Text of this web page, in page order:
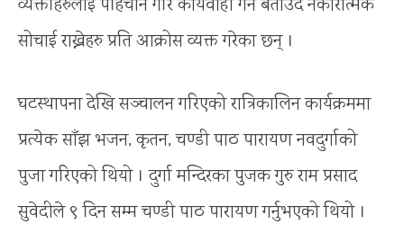
व्यक्तीहरुलाई पहिचान गरि कार्यवाही गर्ने बताउँदै नकारात्मक
सोचाई राख्नेहरु प्रति आक्रोस व्यक्त गरेका छन् ।
घटस्थापना देखि सञ्चालन गरिएको रात्रिकालिन कार्यक्रममा
प्रत्येक साँझ भजन, कृतन, चण्डी पाठ पारायण नवदुर्गाको
पुजा गरिएको थियो । दुर्गा मन्दिरका पुजक गुरु राम प्रसाद
सुवेदीले ९ दिन सम्म चण्डी पाठ पारायण गर्नुभएको थियो ।